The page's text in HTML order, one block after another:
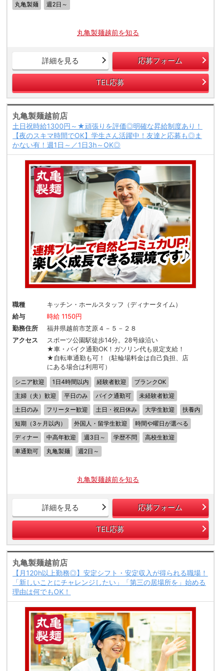
丸亀製麺
週2日～
丸亀製麺越前を知る
詳細を見る 応募フォーム
TEL応募
丸亀製麺越前店
土日祝時給1300円～★頑張りを評価◎明確な昇給制度あり！
【夜のスキマ時間でOK】学生さん活躍中！友達と応募も◎ま
かない有！週1日～／1日3h～OK◎
職種
キッチン・ホールスタッフ（ディナータイム）
給与
時給 1150円
勤務住所
福井県越前市芝原４－５－２８
アクセス
スポーツ公園駅徒歩14分。28号線沿い
★車・バイク通勤OK！ガソリン代も規定支給！
★自転車通勤も可！（駐輪場料金は自己負担、店
にある場合は利用可）
シニア歓迎 1日4時間以内 経験者歓迎
ブランクOK
主婦（夫）歓迎
平日のみ バイク通勤可
未経験者歓迎
土日のみ
フリーター歓迎 土日・祝日休み 大学生歓迎
扶養内
短期（3ヶ月以内）
外国人・留学生歓迎
時間や曜日が選べる
ディナー
中高年歓迎 週3日～ 学歴不問
高校生歓迎
車通勤可
丸亀製麺 週2日～
丸亀製麺越前を知る
詳細を見る 応募フォーム
TEL応募
丸亀製麺越前店
【月120h以上勤務◎】安定シフト・安定収入が得られる職場！
「新しいことにチャレンジしたい」「第三の居場所を」始める
理由は何でもOK！